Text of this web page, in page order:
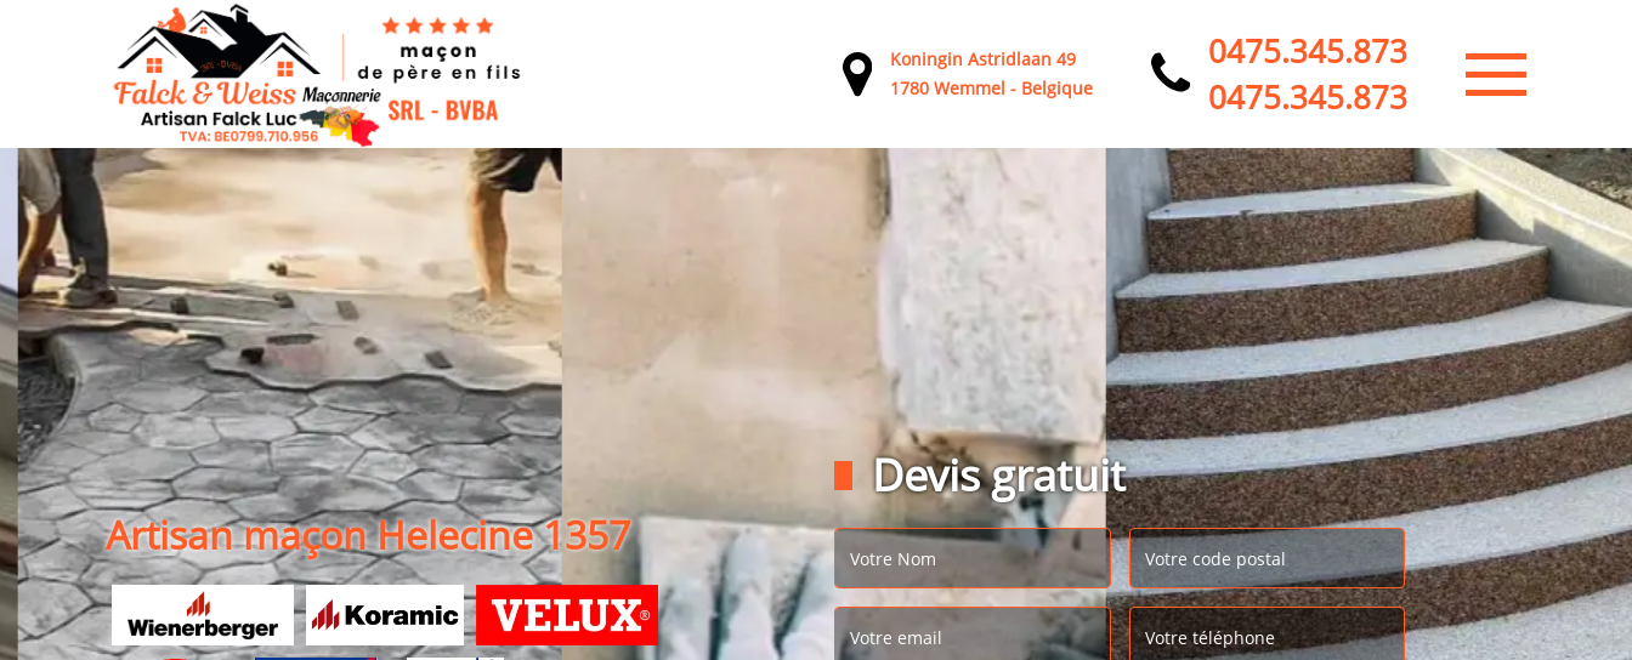
Koningin Astridlaan 49
1780 Wemmel - Belgique
0475.345.873
0475.345.873
Artisan maçon Helecine 1357
Devis gratuit